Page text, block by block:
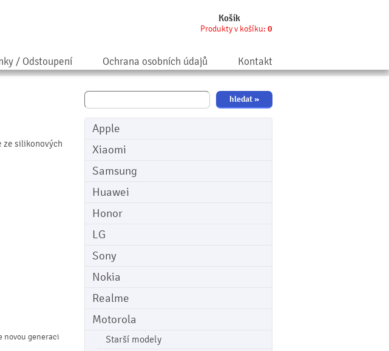
Košík
Produkty v košíku: 0
/ Odstoupení Ochrana osobních údajů Kontakt
Apple
Xiaomi
Samsung
Huawei
Honor
LG
Sony
Nokia
Realme
Motorola
Starší modely
ze silikonových
novou generaci